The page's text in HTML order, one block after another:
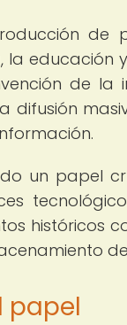
educación
de
difusión
un papel
históricos
papel